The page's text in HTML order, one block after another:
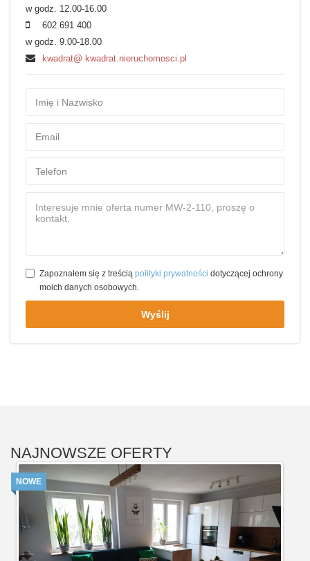
w godz. 12.00-16.00
602 691 400
w godz. 9.00-18.00
kwadrat@ kwadrat.nieruchomosci.pl
Zapoznałem się z treścią polityki prywatności dotyczącej ochrony
moich danych osobowych.
Wyślij
NAJNOWSZE OFERTY
NOWE